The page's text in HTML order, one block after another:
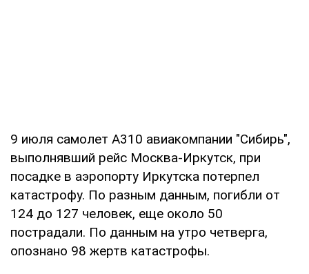
9 июля самолет А310 авиакомпании "Сибирь",
выполнявший рейс Москва-Иркутск, при
посадке в аэропорту Иркутска потерпел
катастрофу. По разным данным, погибли от
124 до 127 человек, еще около 50
пострадали. По данным на утро четверга,
опознано 98 жертв катастрофы.